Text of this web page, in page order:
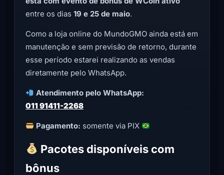
entre os dias 19 e 25 de maio.
Como a loja online do MundoGMO ainda está em
manutenção e sem previsão de retorno, durante
esse período estarei realizando as vendas
diretamente pelo WhatsApp.
Atendimento pelo WhatsApp:
011 91411-2268
Pagamento: somente via PIX
Pacotes disponíveis com
bônus